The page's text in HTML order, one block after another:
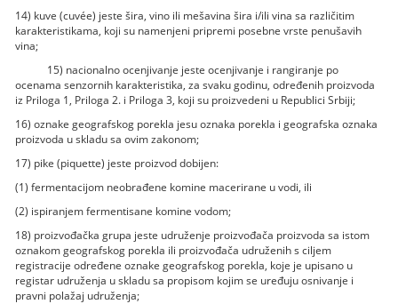
14) kuve (cuvée) jeste šira, vino ili mešavina šira i/ili vina sa različitim
karakteristikama, koji su namenjeni pripremi posebne vrste penušavih
vina;
15) nacionalno ocenjivanje jeste ocenjivanje i rangiranje po
ocenama senzornih karakteristika, za svaku godinu, određenih proizvoda
iz Priloga 1, Priloga 2. i Priloga 3, koji su proizvedeni u Republici Srbiji;
16) oznake geografskog porekla jesu oznaka porekla i geografska oznaka
proizvoda u skladu sa ovim zakonom;
17) pike (piquette) jeste proizvod dobijen:
(1) fermentacijom neobrađene komine macerirane u vodi, ili
(2) ispiranjem fermentisane komine vodom;
18) proizvođačka grupa jeste udruženje proizvođača proizvoda sa istom
oznakom geografskog porekla ili proizvođača udruženih s ciljem
registracije određene oznake geografskog porekla, koje je upisano u
registar udruženja u skladu sa propisom kojim se uređuju osnivanje i
pravni polažaj udruženja;